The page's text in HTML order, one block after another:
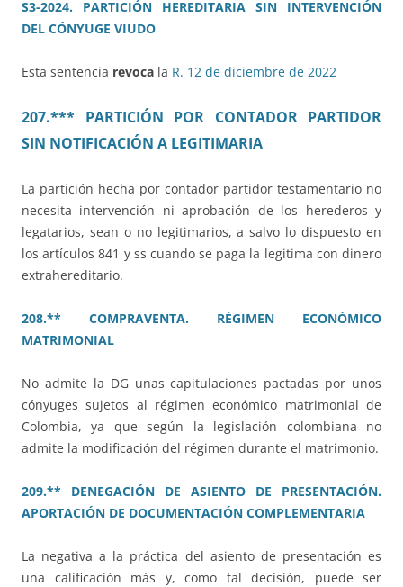
S3-2024. PARTICIÓN HEREDITARIA SIN INTERVENCIÓN
DEL CÓNYUGE VIUDO
Esta sentencia revoca la R. 12 de diciembre de 2022
207.*** PARTICIÓN POR CONTADOR PARTIDOR
SIN NOTIFICACIÓN A LEGITIMARIA
La partición hecha por contador partidor testamentario no
necesita intervención ni aprobación de los herederos y
legatarios, sean o no legitimarios, a salvo lo dispuesto en
los artículos 841 y ss cuando se paga la legitima con dinero
extrahereditario.
208.** COMPRAVENTA. RÉGIMEN ECONÓMICO
MATRIMONIAL
No admite la DG unas capitulaciones pactadas por unos
cónyuges sujetos al régimen económico matrimonial de
Colombia, ya que según la legislación colombiana no
admite la modificación del régimen durante el matrimonio.
209.** DENEGACIÓN DE ASIENTO DE PRESENTACIÓN.
APORTACIÓN DE DOCUMENTACIÓN COMPLEMENTARIA
La negativa a la práctica del asiento de presentación es
una calificación más y, como tal decisión, puede ser